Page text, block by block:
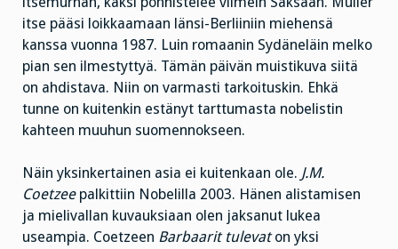
itse pääsi loikkaamaan länsi-Berliiniin miehensä
kanssa vuonna 1987. Luin romaanin Sydäneläin melko
pian sen ilmestyttyä. Tämän päivän muistikuva siitä
on ahdistava. Niin on varmasti tarkoituskin. Ehkä
tunne on kuitenkin estänyt tarttumasta nobelistin
kahteen muuhun suomennokseen.
Näin yksinkertainen asia ei kuitenkaan ole. J.M.
Coetzeepalkittiin Nobelilla 2003. Hänen alistamisen
ja mielivallan kuvauksiaan olen jaksanut lukea
useampia. Coetzeen Barbaarit tulevaton yksi